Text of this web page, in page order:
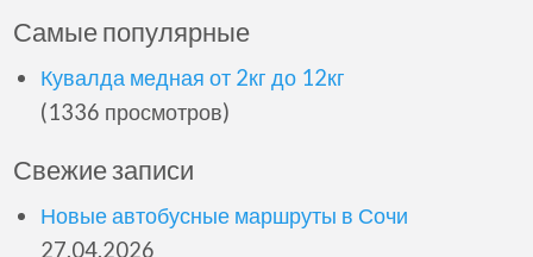
Самые популярные
Кувалда медная от 2кг до 12кг
(1336 просмотров)
Свежие записи
Новые автобусные маршруты в Сочи
27.04.2026